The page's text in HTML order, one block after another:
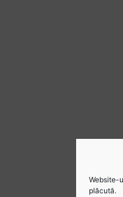
Website-
plăcută.